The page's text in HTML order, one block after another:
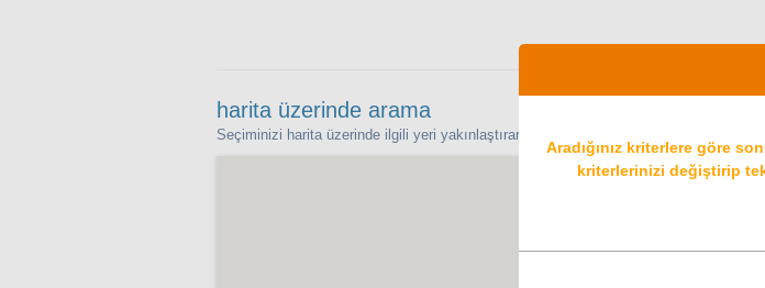
harita üzerinde arama
Seçiminizi harita üzerinde ilgili yeri yakınlaştırarak yapabilir ve rezervasyonunuzu
Aradığınız kriterlere göre
kriterlerinizi değiştirip